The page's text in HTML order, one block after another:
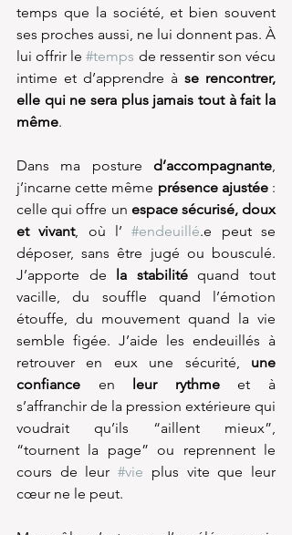
temps que la société, et bien souvent
ses proches aussi, ne lui donnent pas. À
lui offrir le #temps de ressentir son vécu
intime et d’apprendre à se rencontrer,
elle qui ne sera plus jamais tout à fait la
même.
Dans ma posture d’accompagnante,
j’incarne cette même présence ajustée :
celle qui offre un espace sécurisé, doux
et vivant, où l’ #endeuillé.e peut se
déposer, sans être jugé ou bousculé.
J’apporte de
la stabilité quand tout
vacille, du souffle quand l’émotion
étouffe, du mouvement quand la vie
semble figée. J’aide les endeuillés à
retrouver en eux une sécurité, une
confiance en leur rythme et à
s’affranchir de la pression extérieure qui
voudrait qu’ils “aillent mieux”,
“tournent la page” ou reprennent le
cours de leur #vie plus vite que leur
cœur ne le peut.